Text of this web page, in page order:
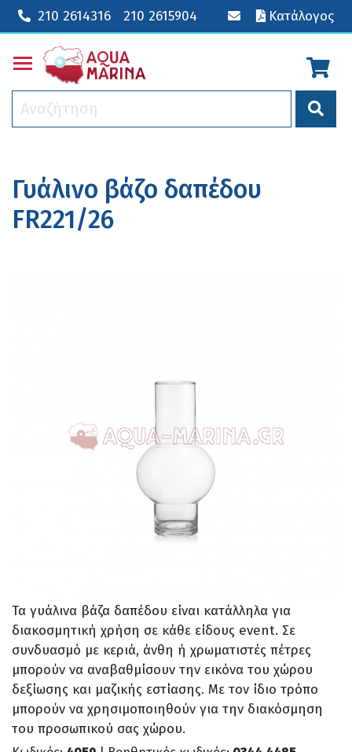
210 2614316 210 2615904 Κατάλογος
Toggle main menu visibility
Γυάλινο βάζο δαπέδου
FR221/26
Τα γυάλινα βάζα δαπέδου είναι κατάλληλα για
διακοσμητική χρήση σε κάθε είδους event. Σε
συνδυασμό με κεριά, άνθη ή χρωματιστές πέτρες
μπορούν να αναβαθμίσουν την εικόνα του χώρου
δεξίωσης και μαζικής εστίασης. Με τον ίδιο τρόπο
μπορούν να χρησιμοποιηθούν για την διακόσμηση
του προσωπικού σας χώρου.